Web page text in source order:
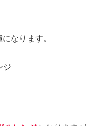
なります。
ジ